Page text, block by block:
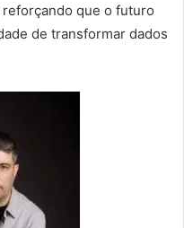
que o futuro
de transformar dados